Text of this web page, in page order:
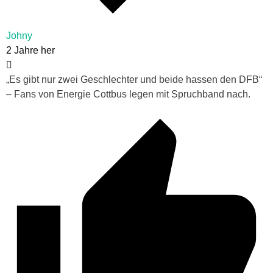
Johny
2 Jahre her
„Es gibt nur zwei Geschlechter und beide hassen den DFB“
– Fans von Energie Cottbus legen mit Spruchband nach.